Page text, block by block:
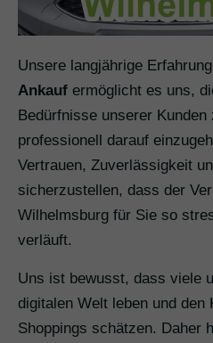
Unsere langjährige
Ankauf ermöglicht es uns,
Bedürfnisse unserer
professionell darauf
Vertrauen, Zuverlässigkeit
sicherzustellen, dass der
Wilhelmsburg für Sie so
verläuft.
Uns ist bewusst, dass viele
digitalen Welt leben und den
Shoppings schätzen. Daher